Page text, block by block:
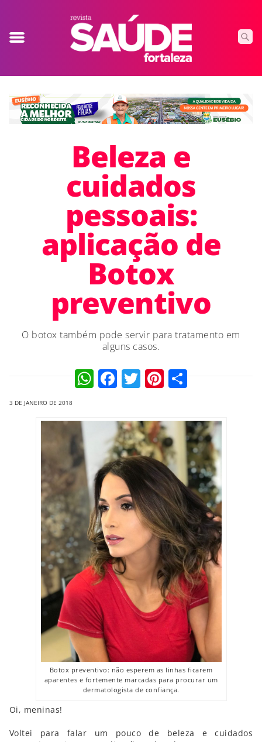
Beleza e
cuidados
pessoais:
aplicação de
Botox
preventivo
O botox também pode servir para tratamento em
alguns casos.
WhatsApp
Facebook
TwitterPinterest
3 DE JANEIRO DE 2018
Botox preventivo: não esperem as linhas ficarem
aparentes e fortemente marcadas para procurar um
dermatologista de confiança.
Oi, meninas!
Voltei para falar um pouco de beleza e cuidados